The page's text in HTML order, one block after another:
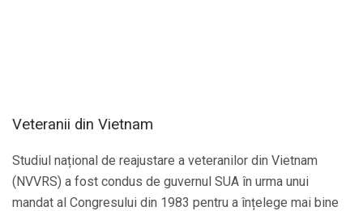
Veteranii din Vietnam
Studiul național de reajustare a veteranilor din Vietnam
(NVVRS) a fost condus de guvernul SUA în urma unui
mandat al Congresului din 1983 pentru a înțelege mai bine